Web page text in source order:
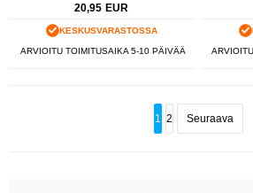
20,95 EUR
KESKUSVARASTOSSA
ARVIOITU TOIMITUSAIKA 5-10 PÄIVÄÄ
1 2 Seuraava